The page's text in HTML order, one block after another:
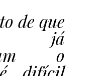
de que
já
o